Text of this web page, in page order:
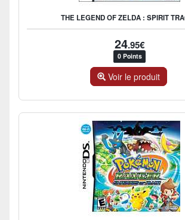
THE LEGEND OF ZELDA : SPIRIT
24.95€
0 Points
Voir le produit